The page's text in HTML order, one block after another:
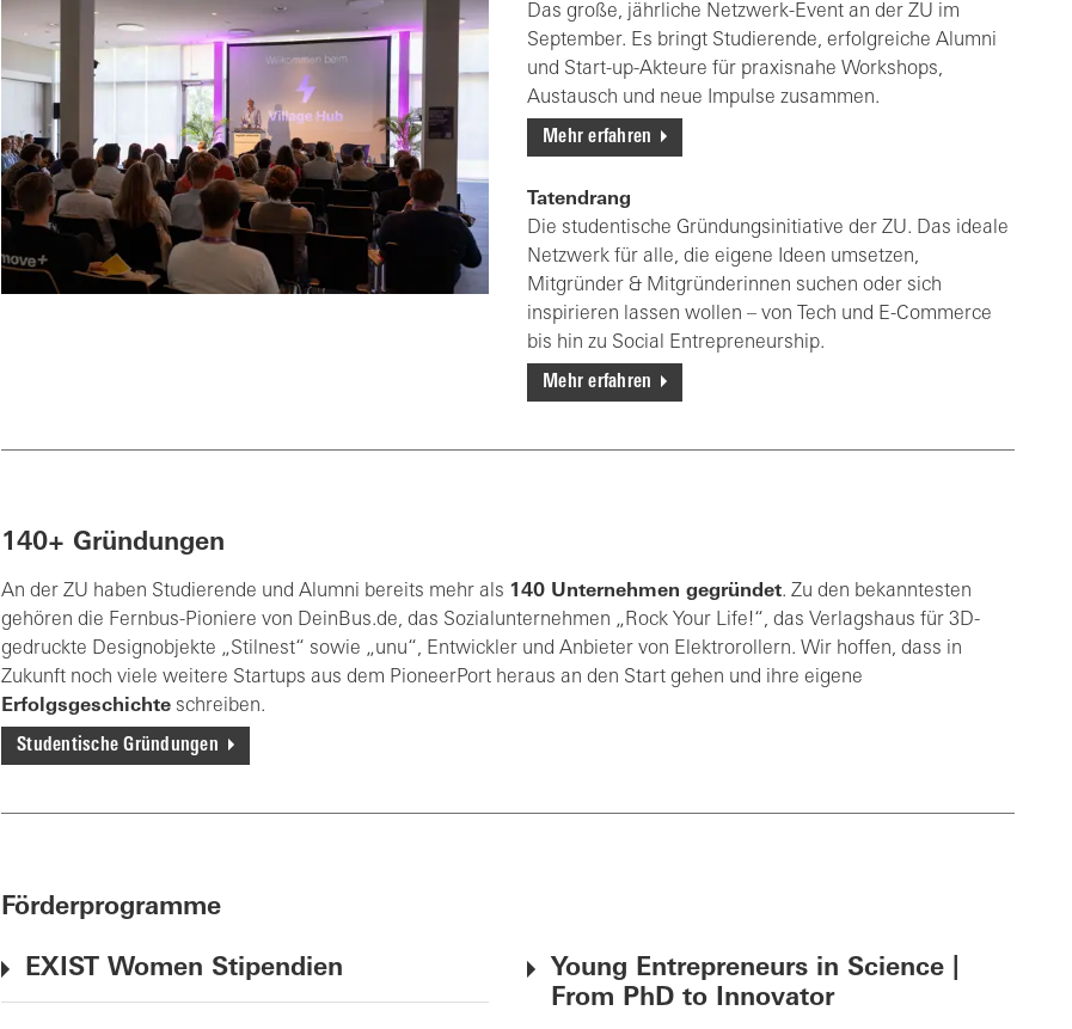
Das große, jährliche Netzwerk-Event an der ZU im
September. Es bringt Studierende, erfolgreiche Alumni
und Start-up-Akteure für praxisnahe Workshops,
Austausch und neue Impulse zusammen.
Mehr erfahren
Tatendrang
Die studentische Gründungsinitiative der ZU. Das ideale
Netzwerk für alle, die eigene Ideen umsetzen,
Mitgründer & Mitgründerinnen suchen oder sich
inspirieren lassen wollen – von Tech und E-Commerce
bis hin zu Social Entrepreneurship.
Mehr erfahren
140+ Gründungen
An der ZU haben Studierende und Alumni bereits mehr als 140 Unternehmen gegründet. Zu den bekanntesten
gehören die Fernbus-Pioniere von DeinBus.de, das Sozialunternehmen „Rock Your Life!“, das Verlagshaus für 3D-
gedruckte Designobjekte „Stilnest“ sowie „unu“, Entwickler und Anbieter von Elektrorollern. Wir hoffen, dass in
Zukunft noch viele weitere Startups aus dem PioneerPort heraus an den Start gehen und ihre eigene
Erfolgsgeschichte schreiben.
Studentische Gründungen
Förderprogramme
EXIST Women Stipendien
Young Entrepreneurs in Science |
From PhD to Innovator